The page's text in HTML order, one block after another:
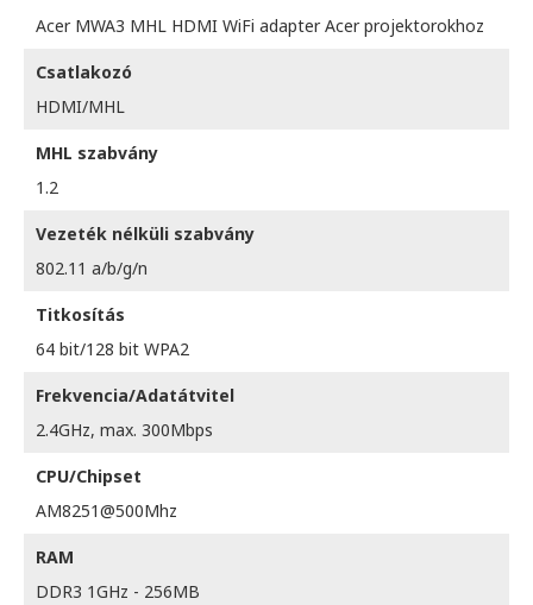
Acer MWA3 MHL HDMI WiFi adapter Acer projektorokhoz
Csatlakozó
HDMI/MHL
MHL szabvány
1.2
Vezeték nélküli szabvány
802.11 a/b/g/n
Titkosítás
64 bit/128 bit WPA2
Frekvencia/Adatátvitel
2.4GHz, max. 300Mbps
CPU/Chipset
AM8251@500Mhz
RAM
DDR3 1GHz - 256MB